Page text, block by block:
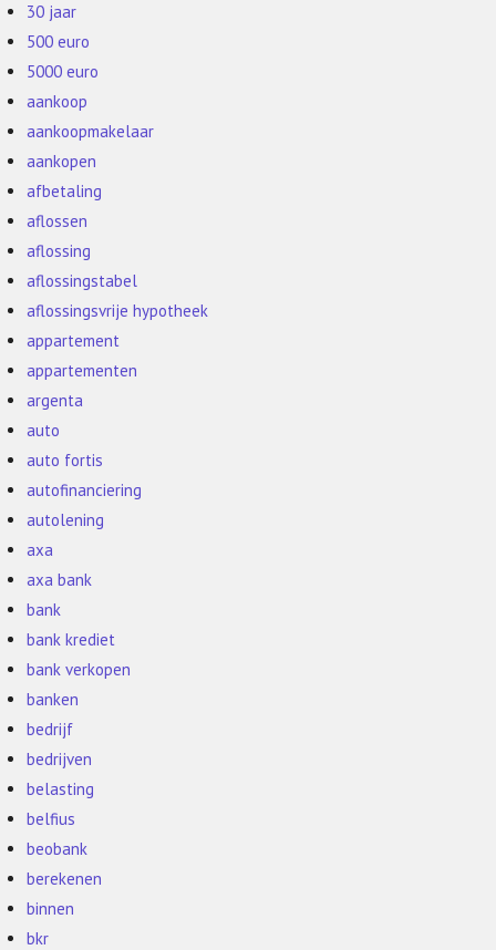
30 jaar
500 euro
5000 euro
aankoop
aankoopmakelaar
aankopen
afbetaling
aflossen
aflossing
aflossingstabel
aflossingsvrije hypotheek
appartement
appartementen
argenta
auto
auto fortis
autofinanciering
autolening
axa
axa bank
bank
bank krediet
bank verkopen
banken
bedrijf
bedrijven
belasting
belfius
beobank
berekenen
binnen
bkr